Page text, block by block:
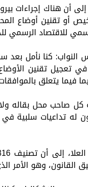
إلى أن هناك إجراءات
أو تقنين أوضاع
للاقتصاد الرسمي
كنا نأمل بعد
تعجيل تقنين
فيما يتعلق
كل صاحب محل بقاله
له تداعيات سلبية في
القانون، وهو الأمر